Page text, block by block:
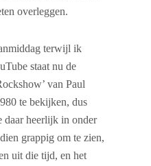
overleggen.
terwijl ik
staat nu de
van Paul
te bekijken, dus
daar heerlijk in onder
grappig om te zien,
uit die tijd, en het